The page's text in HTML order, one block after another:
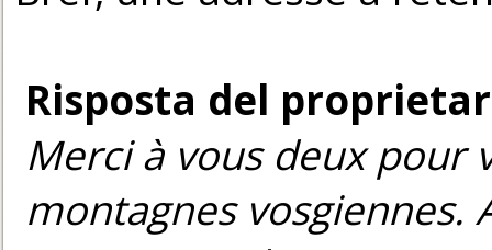
Risposta del
Merci à vous deux pour
montagnes vosgiennes.